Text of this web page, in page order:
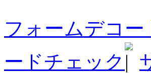
フォームデコ
ードチェック